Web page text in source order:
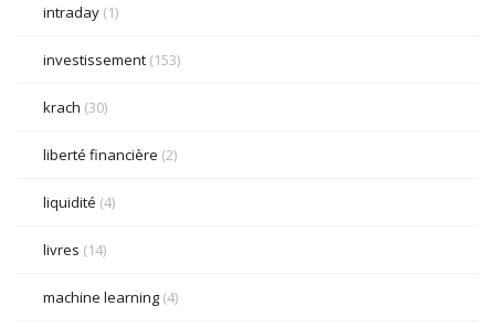
intraday (1)
investissement (153)
krach (30)
liberté financière (2)
liquidité (4)
livres (14)
machine learning (4)